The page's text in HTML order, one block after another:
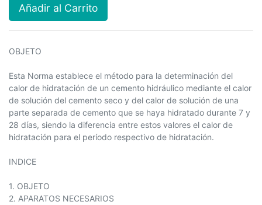
Añadir al Carrito
OBJETO
Esta Norma establece el método para la determinación del
calor de hidratación de un cemento hidráulico mediante el calor
de solución del cemento seco y del calor de solución de una
parte separada de cemento que se haya hidratado durante 7 y
28 días, siendo la diferencia entre estos valores el calor de
hidratación para el período respectivo de hidratación.
INDICE
1. OBJETO
2. APARATOS NECESARIOS